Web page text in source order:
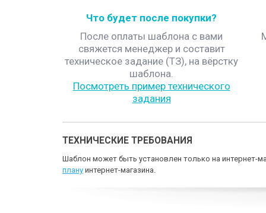
Что будет после покупки?
После оплаты шаблона с вами
свяжется менеджер и составит
техническое задание (ТЗ), на вёрстку
шаблона.
Посмотреть пример технического
задания
ТЕХНИЧЕСКИЕ ТРЕБОВАНИЯ
Шаблон может быть установлен только на интернет-
плану интернет-магазина.